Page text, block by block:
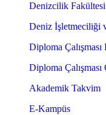
Denizcilik
Deniz İşletmeciliği
Diploma Çalışması
Diploma Çalışması
Akademik Takvim
E-Kampüs